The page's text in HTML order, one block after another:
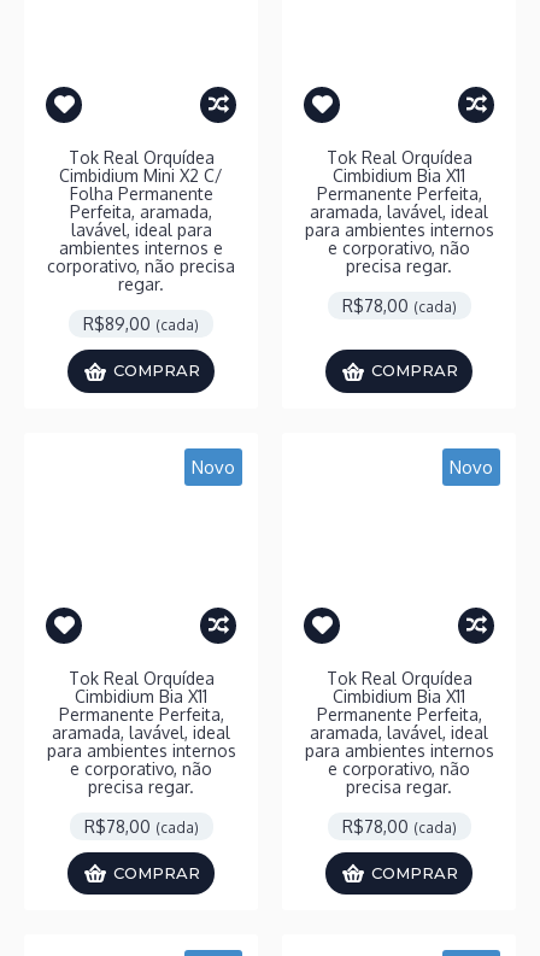
Tok Real Orquídea
Cimbidium Mini X2 C/
Folha Permanente
Perfeita, aramada,
lavável, ideal para
ambientes internos e
corporativo, não precisa
regar.
R$89,00 (cada)
COMPRAR
Tok Real Orquídea
Cimbidium Bia X11
Permanente Perfeita,
aramada, lavável, ideal
para ambientes internos
e corporativo, não
precisa regar.
R$78,00 (cada)
COMPRAR
Novo
Tok Real Orquídea
Cimbidium Bia X11
Permanente Perfeita,
aramada, lavável, ideal
para ambientes internos
e corporativo, não
precisa regar.
R$78,00 (cada)
COMPRAR
Novo
Tok Real Orquídea
Cimbidium Bia X11
Permanente Perfeita,
aramada, lavável, ideal
para ambientes internos
e corporativo, não
precisa regar.
R$78,00 (cada)
COMPRAR